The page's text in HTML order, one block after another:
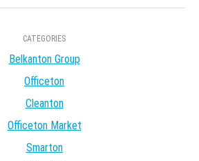
CATEGORIES
Belkanton Group
Officeton
Cleanton
Officeton Market
Smarton